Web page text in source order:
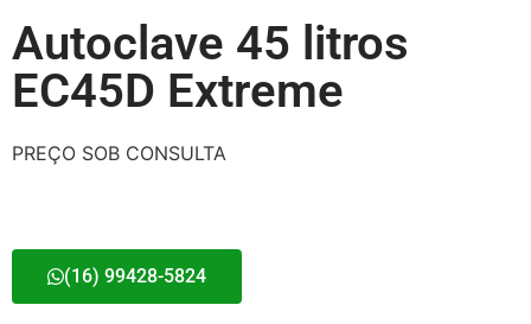
Autoclave 45 litros
EC45D Extreme
PREÇO SOB CONSULTA
(16) 99428-5824